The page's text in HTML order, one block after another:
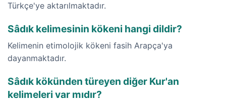
Türkçe'ye aktarılmaktadır.
Sâdık kelimesinin kökeni hangi dildir?
Kelimenin etimolojik kökeni fasih Arapça'ya
dayanmaktadır.
Sâdık kökünden türeyen diğer Kur'an
kelimeleri var mıdır?